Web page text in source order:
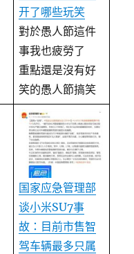
开了哪些玩笑
對於愚人節這件
事我也疲勞了
重點還是沒有好
笑的愚人節搞笑
国家应急管理部
谈小米SU7事
故：目前市售智
驾车辆最多只属